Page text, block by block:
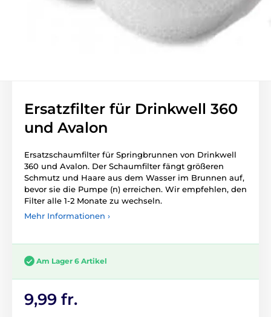
Ersatzfilter für Drinkwell 360
und Avalon
Ersatzschaumfilter für Springbrunnen von Drinkwell
360 und Avalon. Der Schaumfilter fängt größeren
Schmutz und Haare aus dem Wasser im Brunnen auf,
bevor sie die Pumpe (n) erreichen. Wir empfehlen, den
Filter alle 1-2 Monate zu wechseln.
Mehr Informationen ›
Am Lager 6 Artikel
9,99 fr.